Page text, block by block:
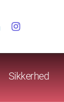
Sikkerhed